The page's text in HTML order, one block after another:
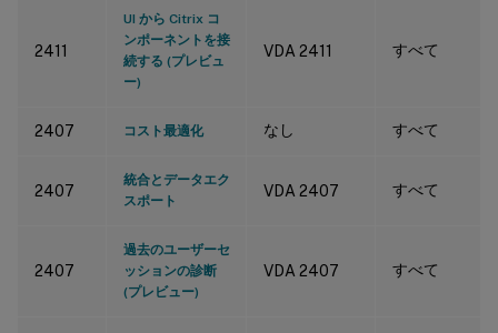
2411
UI から Citrix コ
ンポーネントを接
続する (プレビュ
ー)
VDA 2411 すべて
2407 コスト最適化 なし すべて
2407
統合とデータエク
スポート
VDA 2407 すべて
2407
過去のユーザーセ
ッションの診断
(プレビュー)
VDA 2407 すべて